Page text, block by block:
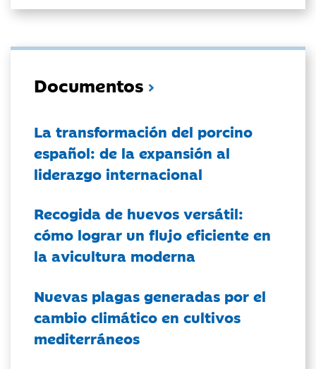
Documentos
La transformación del porcino
español: de la expansión al
liderazgo internacional
Recogida de huevos versátil:
cómo lograr un flujo eficiente en
la avicultura moderna
Nuevas plagas generadas por el
cambio climático en cultivos
mediterráneos